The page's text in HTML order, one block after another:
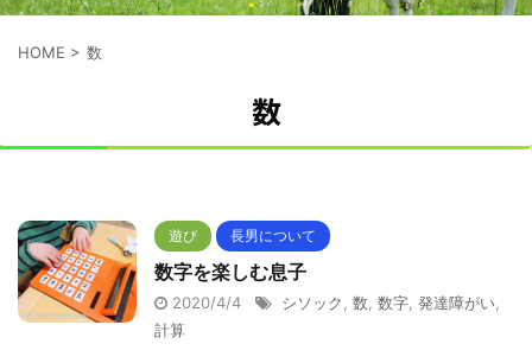
HOME > 数
数
遊び 長男について
数字を楽しむ息子
2020/4/4 シソック 数 数字 発達障がい
計算